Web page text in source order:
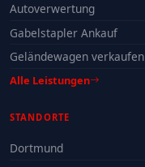
Autoverwertung
Gabelstapler Ankauf
Geländewagen verkaufen
Alle Leistungen
STANDORTE
Dortmund